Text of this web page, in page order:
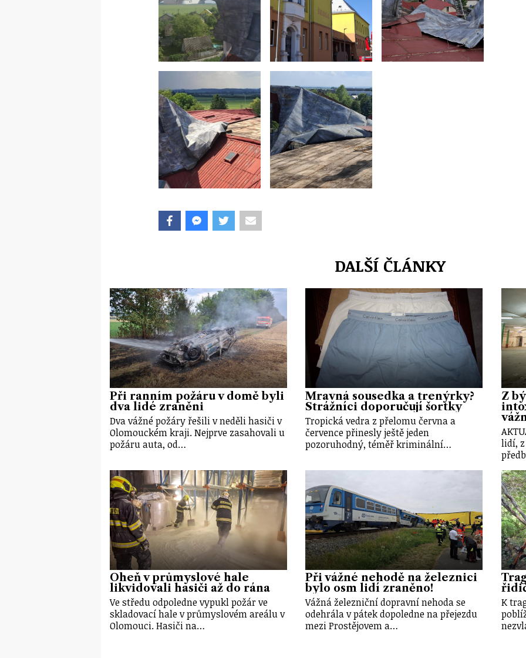
DALŠÍ ČLÁNKY
Při ranním požáru v domě byli
dva lidé zraněni
Dva vážné požáry řešili v neděli hasiči v
Olomouckém kraji. Nejprve zasahovali u
požáru auta, od…
Mravná sousedka a trenýrky?
Strážníci doporučují šortky
Tropická vedra z přelomu června a
července přinesly ještě jeden
pozoruhodný, téměř kriminální…
Z
lidí,
Oheň v průmyslové hale
likvidovali hasiči až do rána
Ve středu odpoledne vypukl požár ve
skladovací hale v průmyslovém areálu v
Olomouci. Hasiči na…
Při vážné nehodě na železnici
bylo osm lidí zraněno!
Vážná železniční dopravní nehoda se
odehrála v pátek dopoledne na přejezdu
mezi Prostějovem a…
K